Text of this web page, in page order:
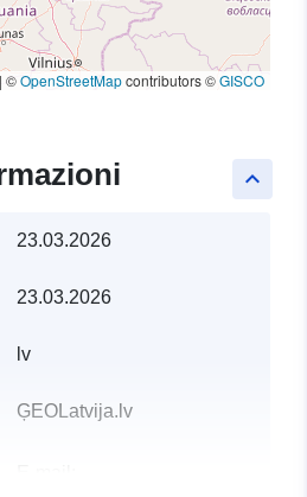
| ©OpenStreetMapcontributors ©GISCO
keyboard_arrow_up
23.03.2026
23.03.2026
lv
ĢEOLatvija.lv